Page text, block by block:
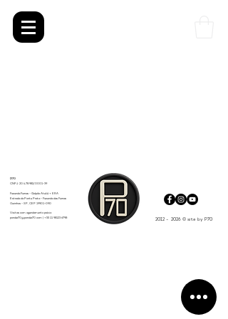
P70
CNPJ: 20.478.982/0001-39
Fazenda Furnas - Galpão Ateliê + ERA
Estrada da Ponte Prata - Fazenda das Furnas
Ourinhos - SP, CEP 19901-090
Visitas com agendamento prévio:
ponder70@ponder70.com | +55 11 98123 6798 2012 - 2026 © site by P70